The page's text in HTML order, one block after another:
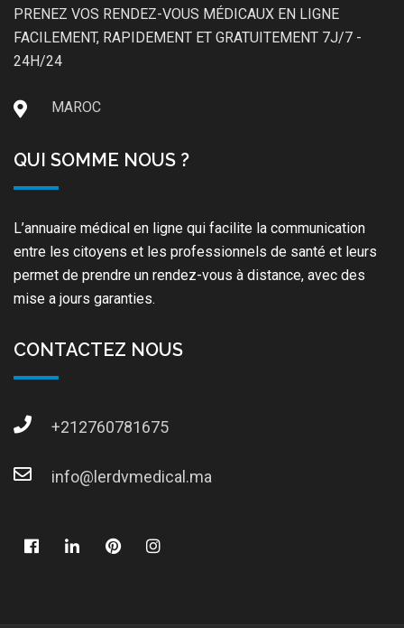
PRENEZ VOS RENDEZ-VOUS MÉDICAUX EN LIGNE
FACILEMENT, RAPIDEMENT ET GRATUITEMENT 7J/7 -
24H/24
MAROC
QUI SOMME NOUS ?
L’annuaire médical en ligne qui facilite la communication
entre les citoyens et les professionnels de santé et leurs
permet de prendre un rendez-vous à distance, avec des
mise a jours garanties.
CONTACTEZ NOUS
+212760781675
info@lerdvmedical.ma